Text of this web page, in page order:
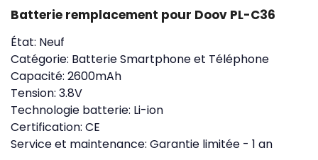
Batterie remplacement pour Doov PL-C36
État: Neuf
Catégorie: Batterie Smartphone et Téléphone
Capacité: 2600mAh
Tension: 3.8V
Technologie batterie: Li-ion
Certification: CE
Service et maintenance: Garantie limitée - 1 an